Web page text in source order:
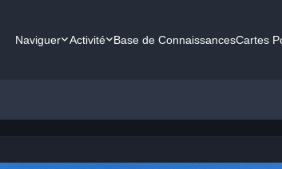
Naviguer Activité Base de ConnaissancesCartes